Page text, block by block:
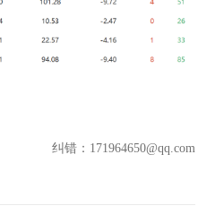
纠错：171964650@qq.com